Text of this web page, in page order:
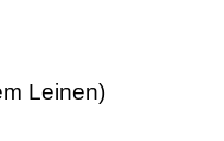
Leinen)